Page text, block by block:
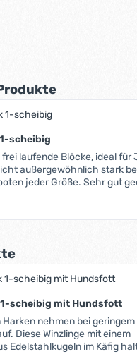
scheibig
laufende Blöcke, ideal für
außergewöhnlich stark
jeder Größe. Sehr gut
1-scheibig mit Hundsfott
nehmen bei
Diese Winzlinge mit einem
Edelstahlkugeln im Käfig